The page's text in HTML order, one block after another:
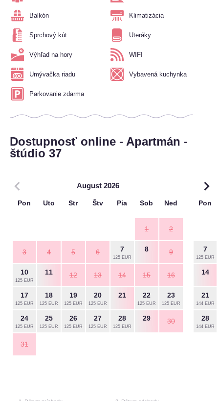
Balkón Klimatizácia
Sprchový kút Uteráky
Výhľad na hory WIFI
Umývačka riadu Vybavená kuchynka
Parkovanie zdarma
Dostupnosť online - Apartmán -
štúdio 37
August 2026
Pon Uto Str Štv Pia Sob Ned
1 2
3 4 5 6 7
125 EUR
8 9
10
125 EUR
11 12 13 14 15 16
17
125 EUR
18
125 EUR
19
125 EUR
20
125 EUR
21 22
125 EUR
23
125 EUR
24
125 EUR
25
125 EUR
26
125 EUR
27
125 EUR
28
125 EUR
29 30
31
Pon
7
125 EUR
14
21
144 EUR
28
144 EUR